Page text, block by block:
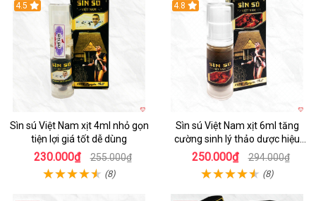
4.5
Sìn sú Việt Nam xịt 4ml nhỏ gọn
tiện lợi giá tốt dễ dùng
230.000₫ 255.000₫
(8)
4.8
Sìn sú Việt Nam xịt 6ml tăng
cường sinh lý thảo dược hiệu
quả
250.000₫ 294.000₫
(8)